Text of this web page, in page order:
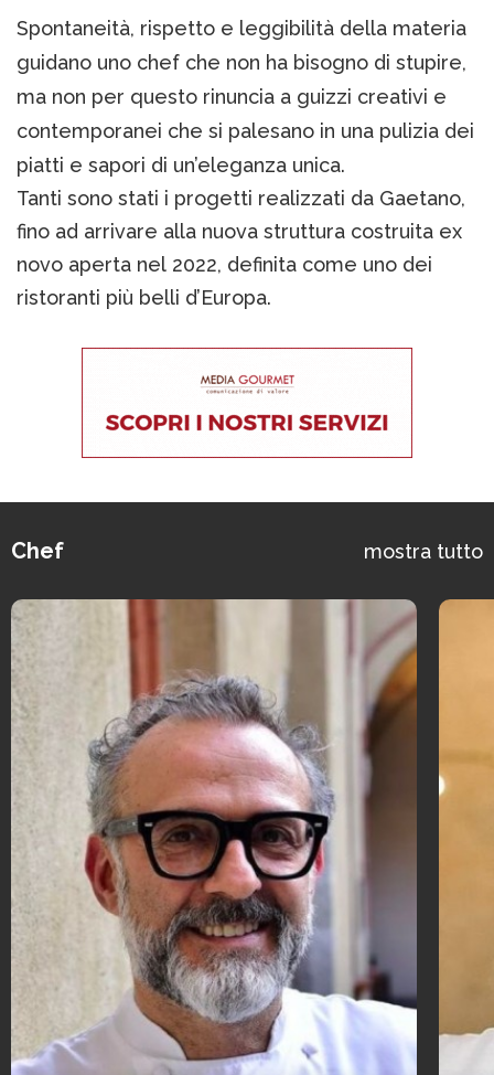
Spontaneità, rispetto e leggibilità della materia
guidano uno chef che non ha bisogno di stupire,
ma non per questo rinuncia a guizzi creativi e
contemporanei che si palesano in una pulizia dei
piatti e sapori di un’eleganza unica.
Tanti sono stati i progetti realizzati da Gaetano,
fino ad arrivare alla nuova struttura costruita ex
novo aperta nel 2022, definita come uno dei
ristoranti più belli d’Europa.
Chef mostra tutto